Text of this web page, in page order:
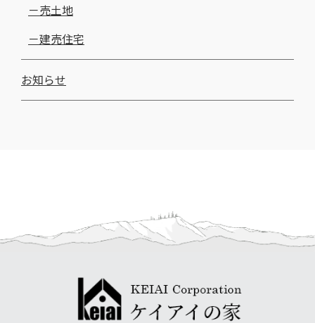
売土地
建売住宅
お知らせ